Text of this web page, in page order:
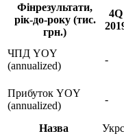
Фінрезультати,
рік-до-року (тис.
грн.)
4Q
ЧПД YOY
(annualized)
-
Прибуток YOY
(annualized)
-
Назва